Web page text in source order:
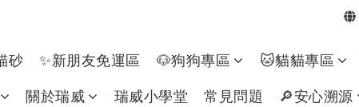
砂 ✨新朋友免運區 🐶狗狗專區​ 🐱貓貓專區
關於瑞威
瑞威小學堂 常見問題 🔎安心溯源